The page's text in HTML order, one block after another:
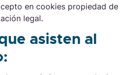
en cookies propiedad de
legal.
asisten al